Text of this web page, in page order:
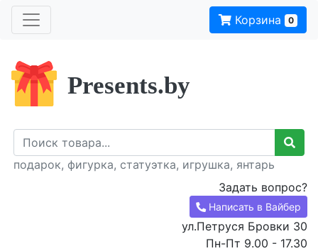
Корзина 0
Presents.by
подарок, фигурка, статуэтка, игрушка, янтарь
Задать вопрос?
Написать в Вайбер
ул.Петруся Бровки 30
Пн-Пт 9.00 - 17.30